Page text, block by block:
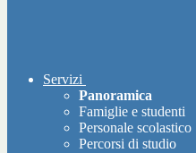
Servizi
Panoramica
Famiglie e studenti
Personale scolastico
Percorsi di studio